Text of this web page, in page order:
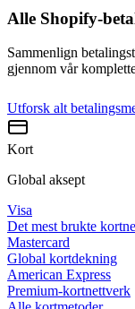
Alle Shopify-
Sammenlign
gjennom vår
Utforsk alt
Kort
Global aksept
Visa
Det mest brukte
Mastercard
Global kortdekning
American Express
Premium-kortnettverk